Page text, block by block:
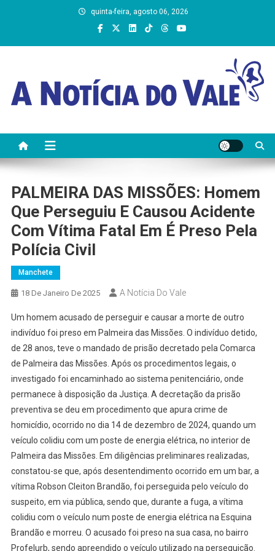
quinta-feira, agosto 06, 2026
PALMEIRA DAS MISSÕES: Homem
Que Perseguiu E Causou Acidente
Com Vítima Fatal Em É Preso Pela
Polícia Civil
Manchete
18 De Janeiro De 2025 A Notícia Do Vale
Um homem acusado de perseguir e causar a morte de outro
indivíduo foi preso em Palmeira das Missões. O indivíduo detido,
de 28 anos, teve o mandado de prisão decretado pela Comarca
de Palmeira das Missões. Após os procedimentos legais, o
investigado foi encaminhado ao sistema penitenciário, onde
permanece à disposição da Justiça. A decretação da prisão
preventiva se deu em procedimento que apura crime de
homicídio, ocorrido no dia 14 de dezembro de 2024, quando um
veículo colidiu com um poste de energia elétrica, no interior de
Palmeira das Missões. Em diligências preliminares realizadas,
constatou-se que, após desentendimento ocorrido em um bar, a
vítima Robson Cleiton Brandão, foi perseguida pelo veículo do
suspeito, em via pública, sendo que, durante a fuga, a vítima
colidiu com o veículo num poste de energia elétrica na Esquina
Brandão e morreu. O acusado foi preso na sua casa, no bairro
Profelurb, sendo apreendido o veículo utilizado na perseguição.